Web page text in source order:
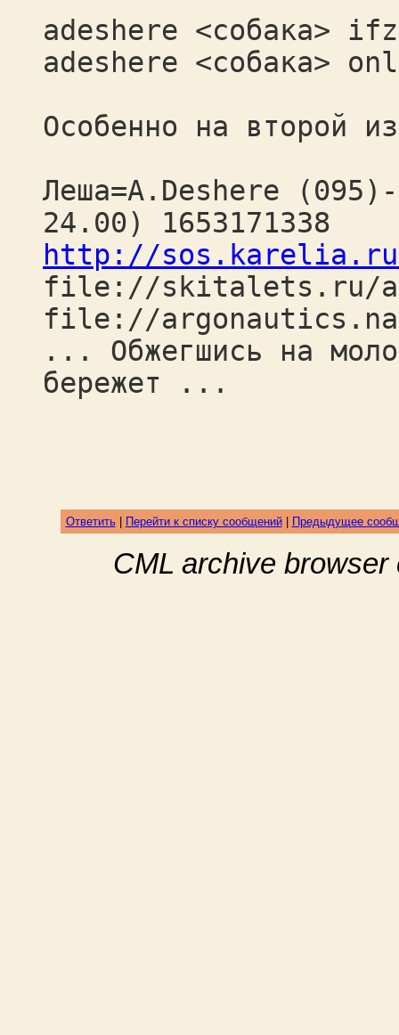
adeshere <собака>
adeshere <собака>
Особенно на второй
Леша=A.Deshere
24.00) 1653171338
http://
file://skitalets.ru/
file://
... Обжегшись на
бережет ...
Ответить| Перейти к списку сообщений| Предыдущее
CML archive